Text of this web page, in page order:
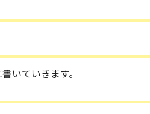
いていきます。